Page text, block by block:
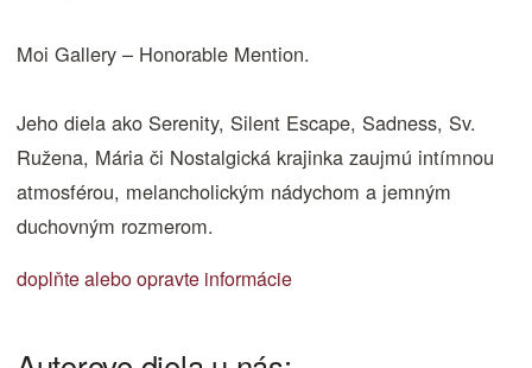
Moi Gallery – Honorable Mention.
Jeho diela ako Serenity, Silent Escape, Sadness, Sv.
Ružena, Mária či Nostalgická krajinka zaujmú intímnou
atmosférou, melancholickým nádychom a jemným
duchovným rozmerom.
doplňte alebo opravte informácie